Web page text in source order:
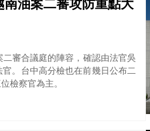
南油案二審攻防重點大
審合議庭的陣容，確認由法官吳
。台中高分檢也在前幾日公布二
檢察官為主。